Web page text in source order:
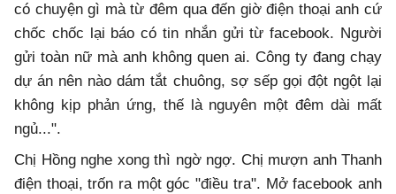
có chuyện gì mà từ đêm qua đến giờ điện thoại anh cứ
chốc chốc lại báo có tin nhắn gửi từ facebook. Người
gửi toàn nữ mà anh không quen ai. Công ty đang chạy
dự án nên nào dám tắt chuông, sợ sếp gọi đột ngột lại
không kịp phản ứng, thế là nguyên một đêm dài mất
ngủ...".
Chị Hồng nghe xong thì ngờ ngợ. Chị mượn anh Thanh
điện thoại, trốn ra một góc "điều tra". Mở facebook anh